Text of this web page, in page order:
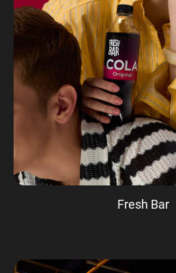
Fresh Bar